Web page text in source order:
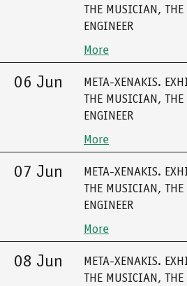
THE MUSICIAN,
ENGINEER
More
06 Jun
META-XENAKIS.
THE MUSICIAN,
ENGINEER
More
07 Jun
META-XENAKIS.
THE MUSICIAN,
ENGINEER
More
08 Jun
META-XENAKIS.
THE MUSICIAN,